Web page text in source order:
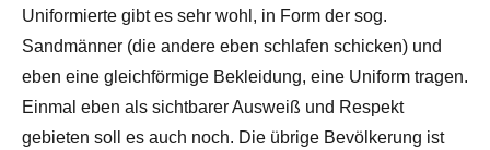
Uniformierte gibt es sehr wohl, in Form der sog.
Sandmänner (die andere eben schlafen schicken) und
eben eine gleichförmige Bekleidung, eine Uniform tragen.
Einmal eben als sichtbarer Ausweiß und Respekt
gebieten soll es auch noch. Die übrige Bevölkerung ist